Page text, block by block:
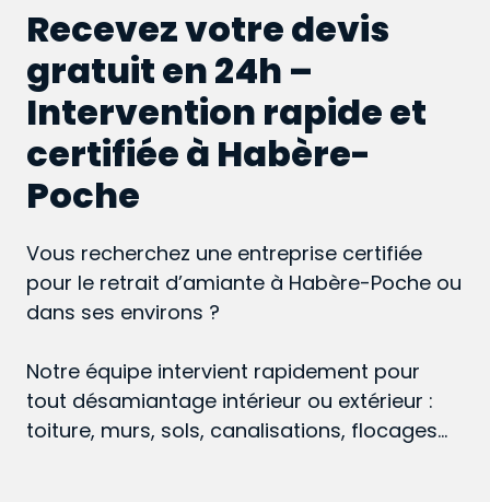
Recevez votre devis
gratuit en 24h –
Intervention rapide et
certifiée à Habère-
Poche
Vous recherchez une entreprise certifiée
pour le retrait d’amiante à Habère-Poche ou
dans ses environs ?
Notre équipe intervient rapidement pour
tout désamiantage intérieur ou extérieur :
toiture, murs, sols, canalisations, flocages…